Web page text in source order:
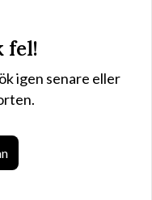
fel!
igen senare eller